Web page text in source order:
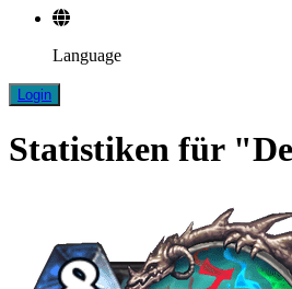
Language
Login
Statistiken für